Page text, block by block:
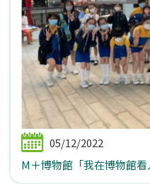
05/12/2022
M＋博物館「我在博物館